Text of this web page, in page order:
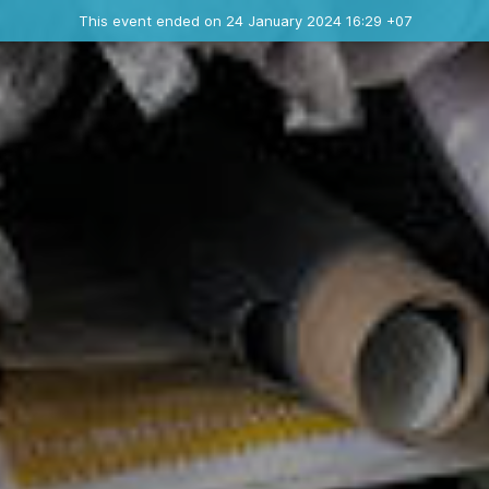
Contact the organizer
INFO
This event ended on 24 January 2024 16:29 +07